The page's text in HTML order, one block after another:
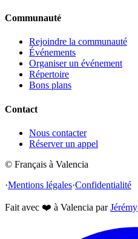
Communauté
Rejoindre la communauté
Événements
Organiser un événement
Répertoire
Bons plans
Contact
Nous contacter
Réserver un appel
© Français à Valencia
·Mentions légales·Confidentialité
Fait avec ❤️ à Valencia par Jérémy